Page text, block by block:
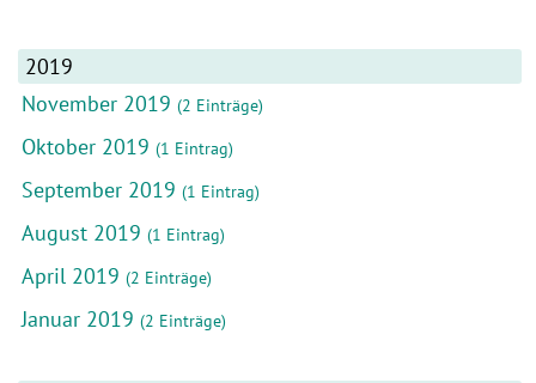
2019
November 2019 (2 Einträge)
Oktober 2019 (1 Eintrag)
September 2019 (1 Eintrag)
August 2019 (1 Eintrag)
April 2019 (2 Einträge)
Januar 2019 (2 Einträge)